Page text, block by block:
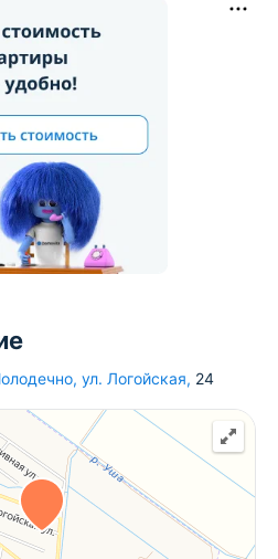
, ул. Логойская, 24